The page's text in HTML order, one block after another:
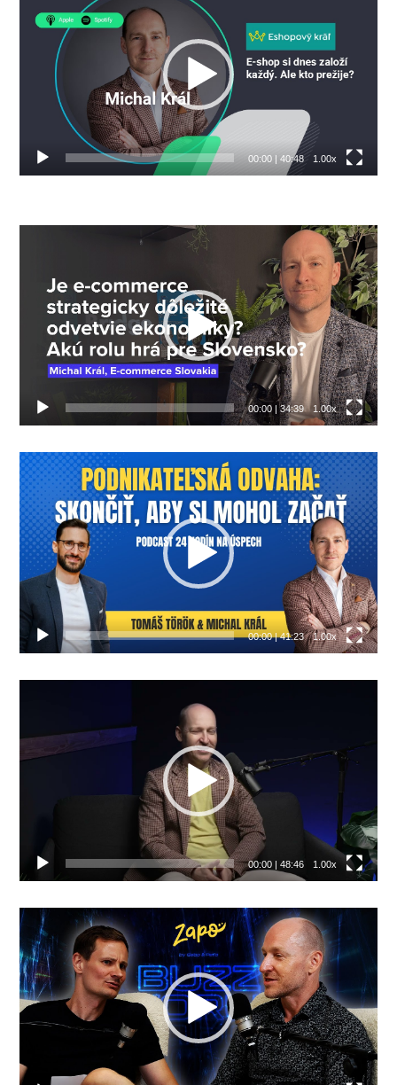
prehrávač
00:00| 40:48 1.00x
00:00|34:39 1.00x
Video
prehrávač
00:00|41:23 1.00x
00:00| 48:46 1.00x
Video
prehrávač